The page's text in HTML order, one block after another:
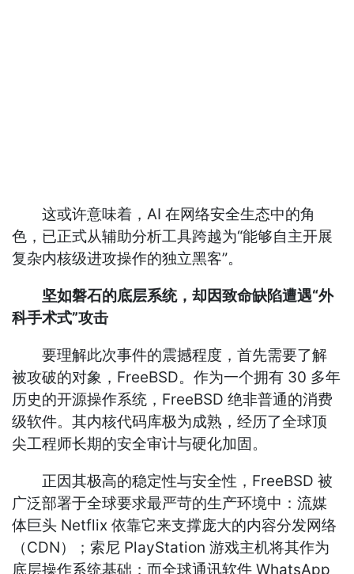
这或许意味着，AI 在网络安全生态中的角
色，已正式从辅助分析工具跨越为“能够自主开展
复杂内核级进攻操作的独立黑客”。
坚如磐石的底层系统，却因致命缺陷遭遇“外
科手术式”攻击
要理解此次事件的震撼程度，首先需要了解
被攻破的对象，FreeBSD。作为一个拥有 30 多年
历史的开源操作系统，FreeBSD 绝非普通的消费
级软件。其内核代码库极为成熟，经历了全球顶
尖工程师长期的安全审计与硬化加固。
正因其极高的稳定性与安全性，FreeBSD 被
广泛部署于全球要求最严苛的生产环境中：流媒
体巨头 Netflix 依靠它来支撑庞大的内容分发网络
（CDN）；索尼 PlayStation 游戏主机将其作为
底层操作系统基础；而全球通讯软件 WhatsApp